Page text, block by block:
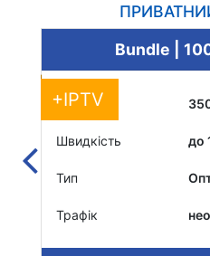
Bundle |
+IPTV
Вартість
Швидкість до
Тип
Трафік